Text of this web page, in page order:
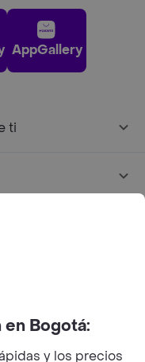
AppGallery
ti
reserved.
Bogotá:
y los precios